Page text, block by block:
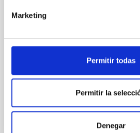
Marketing
Permitir todas
Permitir la
Denegar
negro supermasivo. Situado a unos
alcanzar aproximadamente una
extraordinariamente corto a escala
proyecto de observación
telescopio Subaru de Japón y el GTC
Fecha de publicación 25/03/